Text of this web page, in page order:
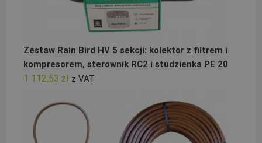
Zestaw Rain Bird HV 5 sekcji: kolektor z filtrem i
kompresorem, sterownik RC2 i studzienka PE 20
1 112,53 zł z VAT